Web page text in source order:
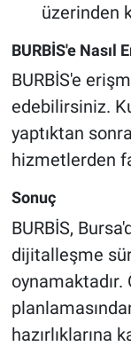
üzerinden
BURBİS'e Nasıl
BURBİS'e
edebilirsiniz.
yaptıktan
hizmetlerden
Sonuç
BURBİS,
dijitalleşme
hazırlıklarına